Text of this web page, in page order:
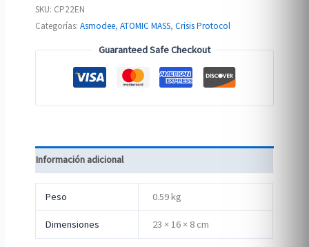
SKU: CP22EN
Categorías:Asmodee,ATOMIC MASS,Crisis Protocol
Guaranteed Safe Checkout
Información adicional
Peso 0.59 kg
Dimensiones 23 × 16 × 8 cm